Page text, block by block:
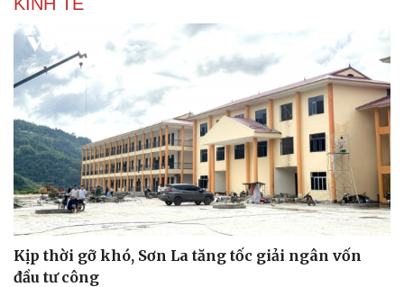
Kịp thời gỡ khó, Sơn La tăng tốc giải ngân vốn
đầu tư công